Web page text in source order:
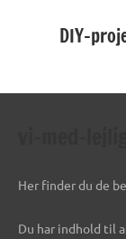
DIY-
Her finder du de
Du har indhold til